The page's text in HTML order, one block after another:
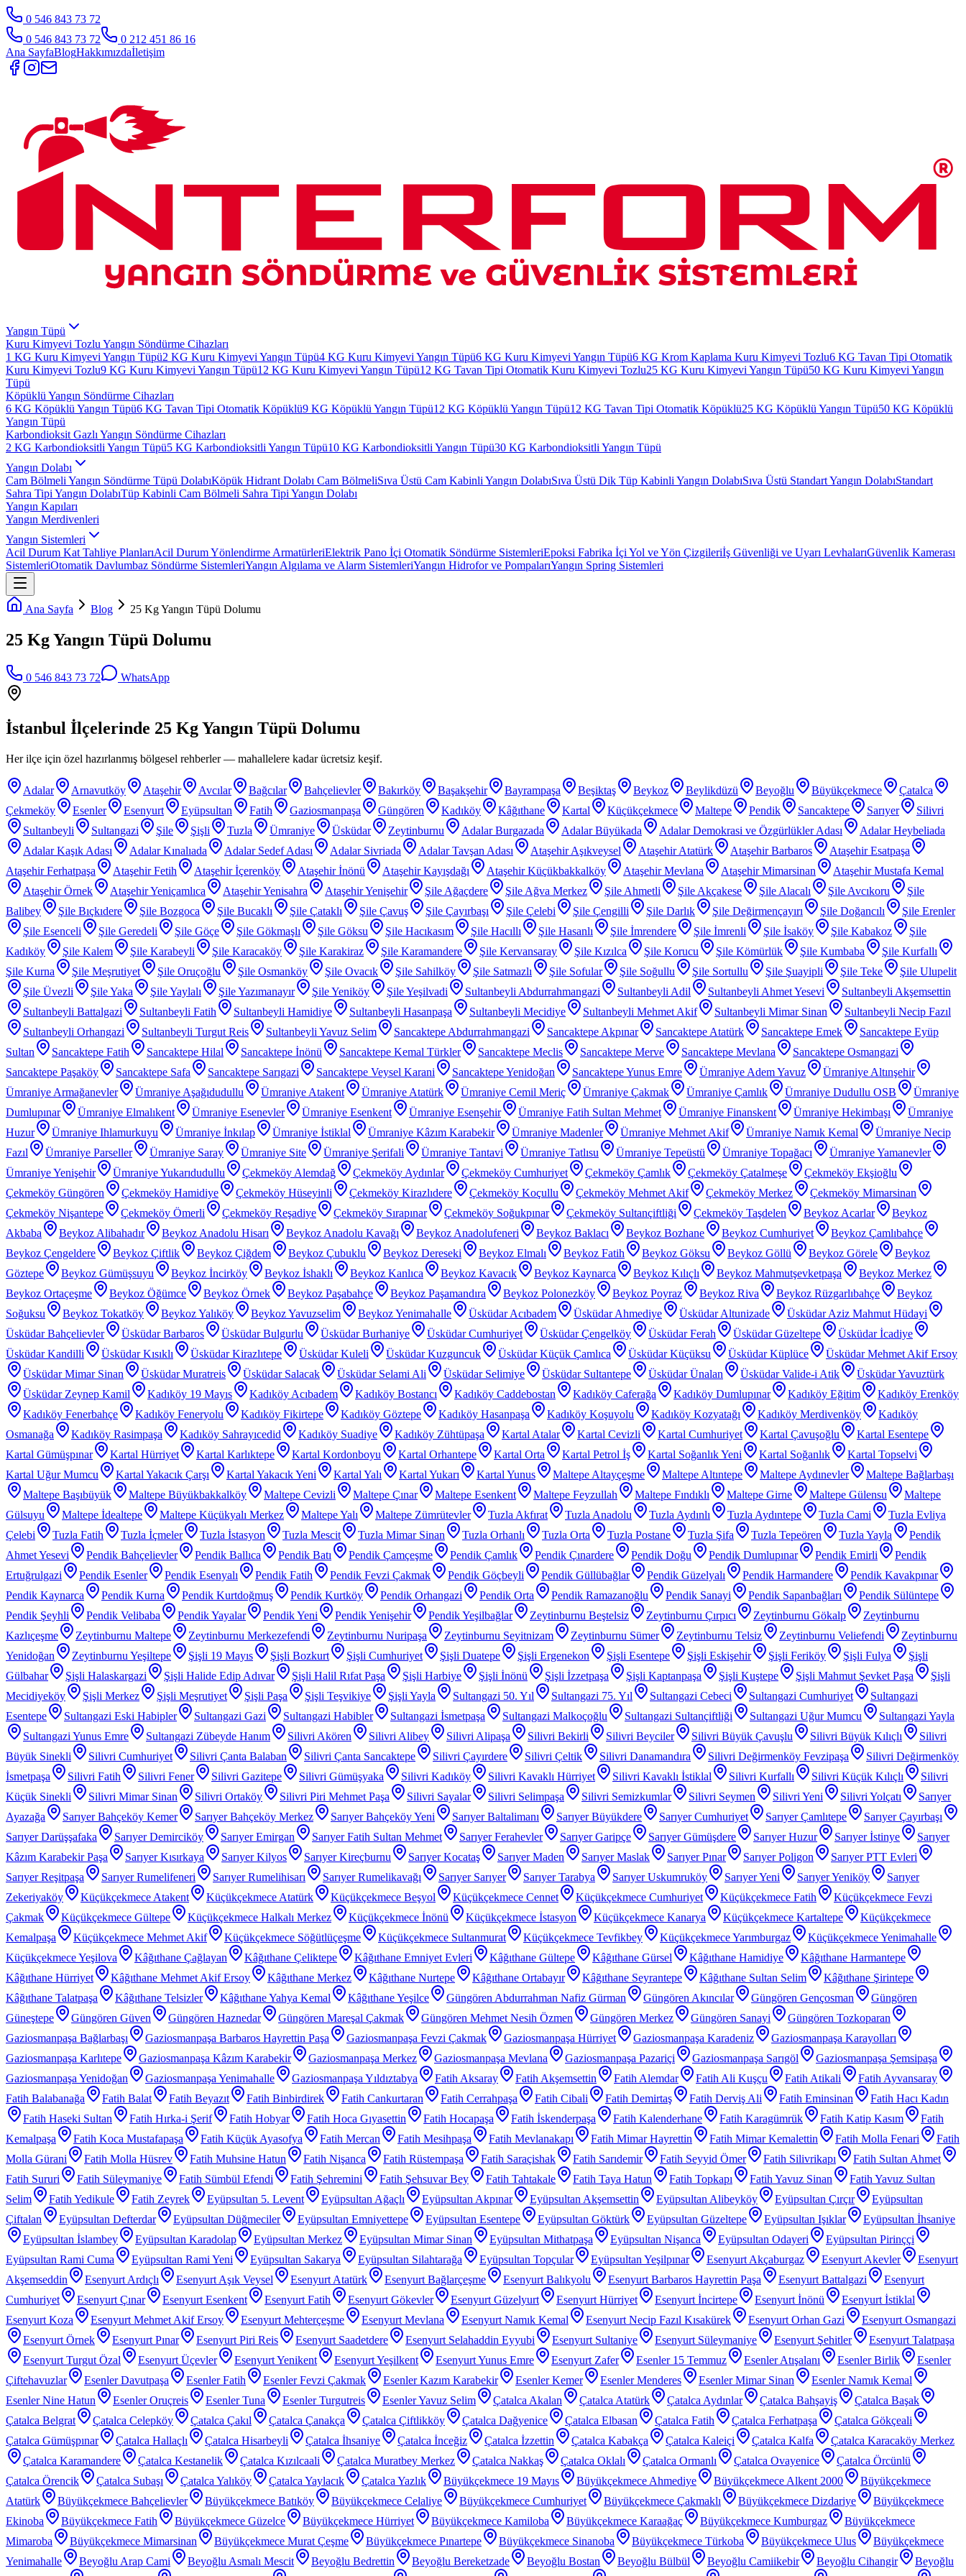
0 546 843 73 72
0 546 843 73 72
0 212 451 86 16
Ana SayfaBlogHakkımızdaİletişim
Yangın Tüpü
Kuru Kimyevi Tozlu Yangın Söndürme Cihazları
1 KG Kuru Kimyevi Yangın Tüpü2 KG Kuru Kimyevi Yangın Tüpü4 KG Kuru Kimyevi Yangın Tüpü6 KG Kuru Kimyevi Yangın Tüpü6 KG Krom Kaplama Kuru Kimyevi Tozlu6 KG Tavan Tipi Otomatik
Kuru Kimyevi Tozlu9 KG Kuru Kimyevi Yangın Tüpü12 KG Kuru Kimyevi Yangın Tüpü12 KG Tavan Tipi Otomatik Kuru Kimyevi Tozlu25 KG Kuru Kimyevi Yangın Tüpü50 KG Kuru Kimyevi Yangın
Tüpü
Köpüklü Yangın Söndürme Cihazları
6 KG Köpüklü Yangın Tüpü6 KG Tavan Tipi Otomatik Köpüklü9 KG Köpüklü Yangın Tüpü12 KG Köpüklü Yangın Tüpü12 KG Tavan Tipi Otomatik Köpüklü25 KG Köpüklü Yangın Tüpü50 KG Köpüklü
Yangın Tüpü
Karbondioksit Gazlı Yangın Söndürme Cihazları
2 KG Karbondioksitli Yangın Tüpü5 KG Karbondioksitli Yangın Tüpü10 KG Karbondioksitli Yangın Tüpü30 KG Karbondioksitli Yangın Tüpü
Yangın Dolabı
Cam Bölmeli Yangın Söndürme Tüpü DolabıKöpük Hidrant Dolabı Cam BölmeliSıva Üstü Cam Kabinli Yangın DolabıSıva Üstü Dik Tüp Kabinli Yangın DolabıSıva Üstü Standart Yangın DolabıStandart
Sahra Tipi Yangın DolabıTüp Kabinli Cam Bölmeli Sahra Tipi Yangın Dolabı
Yangın Kapıları
Yangın Merdivenleri
Yangın Sistemleri
Acil Durum Kat Tahliye PlanlarıAcil Durum Yönlendirme ArmatürleriElektrik Pano İçi Otomatik Söndürme SistemleriEpoksi Fabrika İçi Yol ve Yön Çizgileriİş Güvenliği ve Uyarı LevhalarıGüvenlik Kamerası
SistemleriOtomatik Davlumbaz Söndürme SistemleriYangın Algılama ve Alarm SistemleriYangın Hidrofor ve PompalarıYangın Spring Sistemleri
Ana Sayfa Blog 25 Kg Yangın Tüpü Dolumu
25 Kg Yangın Tüpü Dolumu
0 546 843 73 72 WhatsApp
İstanbul İlçelerinde 25 Kg Yangın Tüpü Dolumu
Her ilçe için özel hazırlanmış bölgesel rehberler — mahallelere kadar ücretsiz keşif.
Adalar Arnavutköy Ataşehir Avcılar Bağcılar Bahçelievler Bakırköy Başakşehir Bayrampaşa Beşiktaş Beykoz Beylikdüzü Beyoğlu Büyükçekmece
Çatalca
Çekmeköy
Esenler Esenyurt Eyüpsultan Fatih Gaziosmanpaşa Güngören Kadıköy Kâğıthane Kartal Küçükçekmece Maltepe Pendik Sancaktepe Sarıyer
Silivri
Sultanbeyli
Sultangazi Şile Şişli Tuzla Ümraniye Üsküdar Zeytinburnu Adalar Burgazada Adalar Büyükada Adalar Demokrasi ve Özgürlükler Adası
Adalar Heybeliada
Adalar Kaşık Adası
Adalar Kınalıada Adalar Sedef Adası Adalar Sivriada Adalar Tavşan Adası Ataşehir Aşıkveysel Ataşehir Atatürk Ataşehir Barbaros
Ataşehir Esatpaşa
Ataşehir Ferhatpaşa
Ataşehir Fetih Ataşehir İçerenköy Ataşehir İnönü Ataşehir Kayışdağı Ataşehir Küçükbakkalköy Ataşehir Mevlana Ataşehir Mimarsinan
Ataşehir Mustafa Kemal
Ataşehir Örnek
Ataşehir Yeniçamlıca Ataşehir Yenisahra Ataşehir Yenişehir Şile Ağaçdere Şile Ağva Merkez Şile Ahmetli Şile Akçakese Şile Alacalı Şile Avcıkoru
Şile
Balibey
Şile Bıçkıdere Şile Bozgoca Şile Bucaklı Şile Çataklı Şile Çavuş Şile Çayırbaşı Şile Çelebi Şile Çengilli Şile Darlık Şile Değirmençayırı Şile Doğancılı
Şile Erenler
Şile Esenceli
Şile Geredeli Şile Göçe Şile Gökmaşlı Şile Göksu Şile Hacıkasım Şile Hacıllı Şile Hasanlı Şile İmrendere Şile İmrenli Şile İsaköy Şile Kabakoz
Şile
Kadıköy
Şile Kalem Şile Karabeyli Şile Karacaköy Şile Karakiraz Şile Karamandere Şile Kervansaray Şile Kızılca Şile Korucu Şile Kömürlük Şile Kumbaba
Şile Kurfallı
Şile Kurna
Şile Meşrutiyet Şile Oruçoğlu Şile Osmanköy Şile Ovacık Şile Sahilköy Şile Satmazlı Şile Sofular Şile Soğullu Şile Sortullu Şile Şuayipli Şile Teke
Şile Ulupelit
Şile Üvezli
Şile Yaka Şile Yaylalı Şile Yazımanayır Şile Yeniköy Şile Yeşilvadi Sultanbeyli Abdurrahmangazi Sultanbeyli Adil Sultanbeyli Ahmet Yesevi
Sultanbeyli Akşemsettin
Sultanbeyli Battalgazi
Sultanbeyli Fatih Sultanbeyli Hamidiye Sultanbeyli Hasanpaşa Sultanbeyli Mecidiye Sultanbeyli Mehmet Akif Sultanbeyli Mimar Sinan
Sultanbeyli Necip Fazıl
Sultanbeyli Orhangazi
Sultanbeyli Turgut Reis Sultanbeyli Yavuz Selim Sancaktepe Abdurrahmangazi Sancaktepe Akpınar Sancaktepe Atatürk Sancaktepe Emek
Sancaktepe Eyüp
Sultan
Sancaktepe Fatih Sancaktepe Hilal Sancaktepe İnönü Sancaktepe Kemal Türkler Sancaktepe Meclis Sancaktepe Merve Sancaktepe Mevlana
Sancaktepe Osmangazi
Sancaktepe Paşaköy
Sancaktepe Safa Sancaktepe Sarıgazi Sancaktepe Veysel Karani Sancaktepe Yenidoğan Sancaktepe Yunus Emre Ümraniye Adem Yavuz
Ümraniye Altınşehir
Ümraniye Armağanevler
Ümraniye Aşağıdudullu Ümraniye Atakent Ümraniye Atatürk Ümraniye Cemil Meriç Ümraniye Çakmak Ümraniye Çamlık Ümraniye Dudullu OSB
Ümraniye
Dumlupınar
Ümraniye Elmalıkent Ümraniye Esenevler Ümraniye Esenkent Ümraniye Esenşehir Ümraniye Fatih Sultan Mehmet Ümraniye Finanskent Ümraniye Hekimbaşı
Ümraniye
Huzur
Ümraniye Ihlamurkuyu Ümraniye İnkılap Ümraniye İstiklal Ümraniye Kâzım Karabekir Ümraniye Madenler Ümraniye Mehmet Akif Ümraniye Namık Kemal
Ümraniye Necip
Fazıl
Ümraniye Parseller Ümraniye Saray Ümraniye Site Ümraniye Şerifali Ümraniye Tantavi Ümraniye Tatlısu Ümraniye Tepeüstü Ümraniye Topağacı
Ümraniye Yamanevler
Ümraniye Yenişehir
Ümraniye Yukarıdudullu Çekmeköy Alemdağ Çekmeköy Aydınlar Çekmeköy Cumhuriyet Çekmeköy Çamlık Çekmeköy Çatalmeşe
Çekmeköy Ekşioğlu
Çekmeköy Güngören
Çekmeköy Hamidiye Çekmeköy Hüseyinli Çekmeköy Kirazlıdere Çekmeköy Koçullu Çekmeköy Mehmet Akif Çekmeköy Merkez
Çekmeköy Mimarsinan
Çekmeköy Nişantepe
Çekmeköy Ömerli Çekmeköy Reşadiye Çekmeköy Sırapınar Çekmeköy Soğukpınar Çekmeköy Sultançiftliği Çekmeköy Taşdelen Beykoz Acarlar
Beykoz
Akbaba
Beykoz Alibahadır Beykoz Anadolu Hisarı Beykoz Anadolu Kavağı Beykoz Anadolufeneri Beykoz Baklacı Beykoz Bozhane Beykoz Cumhuriyet
Beykoz Çamlıbahçe
Beykoz Çengeldere
Beykoz Çiftlik Beykoz Çiğdem Beykoz Çubuklu Beykoz Dereseki Beykoz Elmalı Beykoz Fatih Beykoz Göksu Beykoz Göllü Beykoz Görele
Beykoz
Göztepe
Beykoz Gümüşsuyu Beykoz İncirköy Beykoz İshaklı Beykoz Kanlıca Beykoz Kavacık Beykoz Kaynarca Beykoz Kılıçlı Beykoz Mahmutşevketpaşa
Beykoz Merkez
Beykoz Ortaçeşme
Beykoz Öğümce Beykoz Örnek Beykoz Paşabahçe Beykoz Paşamandıra Beykoz Polonezköy Beykoz Poyraz Beykoz Riva Beykoz Rüzgarlıbahçe
Beykoz
Soğuksu
Beykoz Tokatköy Beykoz Yalıköy Beykoz Yavuzselim Beykoz Yenimahalle Üsküdar Acıbadem Üsküdar Ahmediye Üsküdar Altunizade
Üsküdar Aziz Mahmut Hüdayi
Üsküdar Bahçelievler
Üsküdar Barbaros Üsküdar Bulgurlu Üsküdar Burhaniye Üsküdar Cumhuriyet Üsküdar Çengelköy Üsküdar Ferah Üsküdar Güzeltepe
Üsküdar İcadiye
Üsküdar Kandilli
Üsküdar Kısıklı Üsküdar Kirazlıtepe Üsküdar Kuleli Üsküdar Kuzguncuk Üsküdar Küçük Çamlıca Üsküdar Küçüksu Üsküdar Küplüce
Üsküdar Mehmet Akif Ersoy
Üsküdar Mimar Sinan
Üsküdar Muratreis Üsküdar Salacak Üsküdar Selami Ali Üsküdar Selimiye Üsküdar Sultantepe Üsküdar Ünalan Üsküdar Valide-i Atik
Üsküdar Yavuztürk
Üsküdar Zeynep Kamil
Kadıköy 19 Mayıs Kadıköy Acıbadem Kadıköy Bostancı Kadıköy Caddebostan Kadıköy Caferağa Kadıköy Dumlupınar Kadıköy Eğitim
Kadıköy Erenköy
Kadıköy Fenerbahçe
Kadıköy Feneryolu Kadıköy Fikirtepe Kadıköy Göztepe Kadıköy Hasanpaşa Kadıköy Koşuyolu Kadıköy Kozyatağı Kadıköy Merdivenköy
Kadıköy
Osmanağa
Kadıköy Rasimpaşa Kadıköy Sahrayıcedid Kadıköy Suadiye Kadıköy Zühtüpaşa Kartal Atalar Kartal Cevizli Kartal Cumhuriyet Kartal Çavuşoğlu
Kartal Esentepe
Kartal Gümüşpınar
Kartal Hürriyet Kartal Karlıktepe Kartal Kordonboyu Kartal Orhantepe Kartal Orta Kartal Petrol İş Kartal Soğanlık Yeni Kartal Soğanlık
Kartal Topselvi
Kartal Uğur Mumcu
Kartal Yakacık Çarşı Kartal Yakacık Yeni Kartal Yalı Kartal Yukarı Kartal Yunus Maltepe Altayçeşme Maltepe Altıntepe Maltepe Aydınevler
Maltepe Bağlarbaşı
Maltepe Başıbüyük
Maltepe Büyükbakkalköy Maltepe Cevizli Maltepe Çınar Maltepe Esenkent Maltepe Feyzullah Maltepe Fındıklı Maltepe Girne Maltepe Gülensu
Maltepe
Gülsuyu
Maltepe İdealtepe Maltepe Küçükyalı Merkez Maltepe Yalı Maltepe Zümrütevler Tuzla Akfırat Tuzla Anadolu Tuzla Aydınlı Tuzla Aydıntepe Tuzla Cami
Tuzla Evliya
Çelebi
Tuzla Fatih Tuzla İçmeler Tuzla İstasyon Tuzla Mescit Tuzla Mimar Sinan Tuzla Orhanlı Tuzla Orta Tuzla Postane Tuzla Şifa Tuzla Tepeören Tuzla Yayla
Pendik
Ahmet Yesevi
Pendik Bahçelievler Pendik Ballıca Pendik Batı Pendik Çamçeşme Pendik Çamlık Pendik Çınardere Pendik Doğu Pendik Dumlupınar Pendik Emirli
Pendik
Ertuğrulgazi
Pendik Esenler Pendik Esenyalı Pendik Fatih Pendik Fevzi Çakmak Pendik Göçbeyli Pendik Güllübağlar Pendik Güzelyalı Pendik Harmandere
Pendik Kavakpınar
Pendik Kaynarca
Pendik Kurna Pendik Kurtdoğmuş Pendik Kurtköy Pendik Orhangazi Pendik Orta Pendik Ramazanoğlu Pendik Sanayi Pendik Sapanbağları
Pendik Sülüntepe
Pendik Şeyhli
Pendik Velibaba Pendik Yayalar Pendik Yeni Pendik Yenişehir Pendik Yeşilbağlar Zeytinburnu Beştelsiz Zeytinburnu Çırpıcı Zeytinburnu Gökalp
Zeytinburnu
Kazlıçeşme
Zeytinburnu Maltepe Zeytinburnu Merkezefendi Zeytinburnu Nuripaşa Zeytinburnu Seyitnizam Zeytinburnu Sümer Zeytinburnu Telsiz Zeytinburnu Veliefendi
Zeytinburnu
Yenidoğan
Zeytinburnu Yeşiltepe Şişli 19 Mayıs Şişli Bozkurt Şişli Cumhuriyet Şişli Duatepe Şişli Ergenekon Şişli Esentepe Şişli Eskişehir Şişli Feriköy Şişli Fulya
Şişli
Gülbahar
Şişli Halaskargazi Şişli Halide Edip Adıvar Şişli Halil Rıfat Paşa Şişli Harbiye Şişli İnönü Şişli İzzetpaşa Şişli Kaptanpaşa Şişli Kuştepe Şişli Mahmut Şevket Paşa
Şişli
Mecidiyeköy
Şişli Merkez Şişli Meşrutiyet Şişli Paşa Şişli Teşvikiye Şişli Yayla Sultangazi 50. Yıl Sultangazi 75. Yıl Sultangazi Cebeci Sultangazi Cumhuriyet
Sultangazi
Esentepe
Sultangazi Eski Habipler Sultangazi Gazi Sultangazi Habibler Sultangazi İsmetpaşa Sultangazi Malkoçoğlu Sultangazi Sultançiftliği Sultangazi Uğur Mumcu
Sultangazi Yayla
Sultangazi Yunus Emre
Sultangazi Zübeyde Hanım Silivri Akören Silivri Alibey Silivri Alipaşa Silivri Bekirli Silivri Beyciler Silivri Büyük Çavuşlu Silivri Büyük Kılıçlı
Silivri
Büyük Sinekli
Silivri Cumhuriyet Silivri Çanta Balaban Silivri Çanta Sancaktepe Silivri Çayırdere Silivri Çeltik Silivri Danamandıra Silivri Değirmenköy Fevzipaşa
Silivri Değirmenköy
İsmetpaşa
Silivri Fatih Silivri Fener Silivri Gazitepe Silivri Gümüşyaka Silivri Kadıköy Silivri Kavaklı Hürriyet Silivri Kavaklı İstiklal Silivri Kurfallı Silivri Küçük Kılıçlı
Silivri
Küçük Sinekli
Silivri Mimar Sinan Silivri Ortaköy Silivri Piri Mehmet Paşa Silivri Sayalar Silivri Selimpaşa Silivri Semizkumlar Silivri Seymen Silivri Yeni Silivri Yolçatı
Sarıyer
Ayazağa
Sarıyer Bahçeköy Kemer Sarıyer Bahçeköy Merkez Sarıyer Bahçeköy Yeni Sarıyer Baltalimanı Sarıyer Büyükdere Sarıyer Cumhuriyet Sarıyer Çamlıtepe
Sarıyer Çayırbaşı
Sarıyer Darüşşafaka
Sarıyer Demirciköy Sarıyer Emirgan Sarıyer Fatih Sultan Mehmet Sarıyer Ferahevler Sarıyer Garipçe Sarıyer Gümüşdere Sarıyer Huzur Sarıyer İstinye
Sarıyer
Kâzım Karabekir Paşa
Sarıyer Kısırkaya Sarıyer Kilyos Sarıyer Kireçburnu Sarıyer Kocataş Sarıyer Maden Sarıyer Maslak Sarıyer Pınar Sarıyer Poligon
Sarıyer PTT Evleri
Sarıyer Reşitpaşa
Sarıyer Rumelifeneri Sarıyer Rumelihisarı Sarıyer Rumelikavağı Sarıyer Sarıyer Sarıyer Tarabya Sarıyer Uskumruköy Sarıyer Yeni Sarıyer Yeniköy
Sarıyer
Zekeriyaköy
Küçükçekmece Atakent Küçükçekmece Atatürk Küçükçekmece Beşyol Küçükçekmece Cennet Küçükçekmece Cumhuriyet Küçükçekmece Fatih
Küçükçekmece Fevzi
Çakmak
Küçükçekmece Gültepe Küçükçekmece Halkalı Merkez Küçükçekmece İnönü Küçükçekmece İstasyon Küçükçekmece Kanarya Küçükçekmece Kartaltepe
Küçükçekmece
Kemalpaşa
Küçükçekmece Mehmet Akif Küçükçekmece Söğütlüçeşme Küçükçekmece Sultanmurat Küçükçekmece Tevfikbey Küçükçekmece Yarımburgaz
Küçükçekmece Yenimahalle
Küçükçekmece Yeşilova
Kâğıthane Çağlayan Kâğıthane Çeliktepe Kâğıthane Emniyet Evleri Kâğıthane Gültepe Kâğıthane Gürsel Kâğıthane Hamidiye
Kâğıthane Harmantepe
Kâğıthane Hürriyet
Kâğıthane Mehmet Akif Ersoy Kâğıthane Merkez Kâğıthane Nurtepe Kâğıthane Ortabayır Kâğıthane Seyrantepe Kâğıthane Sultan Selim
Kâğıthane Şirintepe
Kâğıthane Talatpaşa
Kâğıthane Telsizler Kâğıthane Yahya Kemal Kâğıthane Yeşilce Güngören Abdurrahman Nafiz Gürman Güngören Akıncılar Güngören Gençosman
Güngören
Güneştepe
Güngören Güven Güngören Haznedar Güngören Mareşal Çakmak Güngören Mehmet Nesih Özmen Güngören Merkez Güngören Sanayi
Güngören Tozkoparan
Gaziosmanpaşa Bağlarbaşı
Gaziosmanpaşa Barbaros Hayrettin Paşa Gaziosmanpaşa Fevzi Çakmak Gaziosmanpaşa Hürriyet Gaziosmanpaşa Karadeniz
Gaziosmanpaşa Karayolları
Gaziosmanpaşa Karlıtepe
Gaziosmanpaşa Kâzım Karabekir Gaziosmanpaşa Merkez Gaziosmanpaşa Mevlana Gaziosmanpaşa Pazariçi Gaziosmanpaşa Sarıgöl
Gaziosmanpaşa Şemsipaşa
Gaziosmanpaşa Yenidoğan
Gaziosmanpaşa Yenimahalle Gaziosmanpaşa Yıldıztabya Fatih Aksaray Fatih Akşemsettin Fatih Alemdar Fatih Ali Kuşçu Fatih Atikali
Fatih Ayvansaray
Fatih Balabanağa
Fatih Balat Fatih Beyazıt Fatih Binbirdirek Fatih Cankurtaran Fatih Cerrahpaşa Fatih Cibali Fatih Demirtaş Fatih Derviş Ali Fatih Eminsinan
Fatih Hacı Kadın
Fatih Haseki Sultan
Fatih Hırka-i Şerif Fatih Hobyar Fatih Hoca Gıyasettin Fatih Hocapaşa Fatih İskenderpaşa Fatih Kalenderhane Fatih Karagümrük Fatih Katip Kasım
Fatih
Kemalpaşa
Fatih Koca Mustafapaşa Fatih Küçük Ayasofya Fatih Mercan Fatih Mesihpaşa Fatih Mevlanakapı Fatih Mimar Hayrettin Fatih Mimar Kemalettin Fatih Molla Fenari
Fatih
Molla Gürani
Fatih Molla Hüsrev Fatih Muhsine Hatun Fatih Nişanca Fatih Rüstempaşa Fatih Saraçishak Fatih Sarıdemir Fatih Seyyid Ömer Fatih Silivrikapı
Fatih Sultan Ahmet
Fatih Sururi
Fatih Süleymaniye Fatih Sümbül Efendi Fatih Şehremini Fatih Şehsuvar Bey Fatih Tahtakale Fatih Taya Hatun Fatih Topkapı Fatih Yavuz Sinan
Fatih Yavuz Sultan
Selim
Fatih Yedikule Fatih Zeyrek Eyüpsultan 5. Levent Eyüpsultan Ağaçlı Eyüpsultan Akpınar Eyüpsultan Akşemsettin Eyüpsultan Alibeyköy Eyüpsultan Çırçır
Eyüpsultan
Çiftalan
Eyüpsultan Defterdar Eyüpsultan Düğmeciler Eyüpsultan Emniyettepe Eyüpsultan Esentepe Eyüpsultan Göktürk Eyüpsultan Güzeltepe Eyüpsultan Işıklar
Eyüpsultan İhsaniye
Eyüpsultan İslambey
Eyüpsultan Karadolap Eyüpsultan Merkez Eyüpsultan Mimar Sinan Eyüpsultan Mithatpaşa Eyüpsultan Nişanca Eyüpsultan Odayeri
Eyüpsultan Pirinççi
Eyüpsultan Rami Cuma
Eyüpsultan Rami Yeni Eyüpsultan Sakarya Eyüpsultan Silahtarağa Eyüpsultan Topçular Eyüpsultan Yeşilpınar Esenyurt Akçaburgaz Esenyurt Akevler
Esenyurt
Akşemseddin
Esenyurt Ardıçlı Esenyurt Aşık Veysel Esenyurt Atatürk Esenyurt Bağlarçeşme Esenyurt Balıkyolu Esenyurt Barbaros Hayrettin Paşa Esenyurt Battalgazi
Esenyurt
Cumhuriyet
Esenyurt Çınar Esenyurt Esenkent Esenyurt Fatih Esenyurt Gökevler Esenyurt Güzelyurt Esenyurt Hürriyet Esenyurt İncirtepe Esenyurt İnönü
Esenyurt İstiklal
Esenyurt Koza
Esenyurt Mehmet Akif Ersoy Esenyurt Mehterçeşme Esenyurt Mevlana Esenyurt Namık Kemal Esenyurt Necip Fazıl Kısakürek Esenyurt Orhan Gazi
Esenyurt Osmangazi
Esenyurt Örnek
Esenyurt Pınar Esenyurt Piri Reis Esenyurt Saadetdere Esenyurt Selahaddin Eyyubi Esenyurt Sultaniye Esenyurt Süleymaniye Esenyurt Şehitler
Esenyurt Talatpaşa
Esenyurt Turgut Özal
Esenyurt Üçevler Esenyurt Yenikent Esenyurt Yeşilkent Esenyurt Yunus Emre Esenyurt Zafer Esenler 15 Temmuz Esenler Atışalanı Esenler Birlik
Esenler
Çiftehavuzlar
Esenler Davutpaşa Esenler Fatih Esenler Fevzi Çakmak Esenler Kazım Karabekir Esenler Kemer Esenler Menderes Esenler Mimar Sinan
Esenler Namık Kemal
Esenler Nine Hatun
Esenler Oruçreis Esenler Tuna Esenler Turgutreis Esenler Yavuz Selim Çatalca Akalan Çatalca Atatürk Çatalca Aydınlar Çatalca Bahşayiş
Çatalca Başak
Çatalca Belgrat
Çatalca Celepköy Çatalca Çakıl Çatalca Çanakça Çatalca Çiftlikköy Çatalca Dağyenice Çatalca Elbasan Çatalca Fatih Çatalca Ferhatpaşa
Çatalca Gökçeali
Çatalca Gümüşpınar
Çatalca Hallaçlı Çatalca Hisarbeyli Çatalca İhsaniye Çatalca İnceğiz Çatalca İzzettin Çatalca Kabakça Çatalca Kaleiçi Çatalca Kalfa
Çatalca Karacaköy Merkez
Çatalca Karamandere
Çatalca Kestanelik Çatalca Kızılcaali Çatalca Muratbey Merkez Çatalca Nakkaş Çatalca Oklalı Çatalca Ormanlı Çatalca Ovayenice
Çatalca Örcünlü
Çatalca Örencik
Çatalca Subaşı Çatalca Yalıköy Çatalca Yaylacık Çatalca Yazlık Büyükçekmece 19 Mayıs Büyükçekmece Ahmediye Büyükçekmece Alkent 2000
Büyükçekmece
Atatürk
Büyükçekmece Bahçelievler Büyükçekmece Batıköy Büyükçekmece Celaliye Büyükçekmece Cumhuriyet Büyükçekmece Çakmaklı Büyükçekmece Dizdariye
Büyükçekmece
Ekinoba
Büyükçekmece Fatih Büyükçekmece Güzelce Büyükçekmece Hürriyet Büyükçekmece Kamiloba Büyükçekmece Karaağaç Büyükçekmece Kumburgaz
Büyükçekmece
Mimaroba
Büyükçekmece Mimarsinan Büyükçekmece Murat Çeşme Büyükçekmece Pınartepe Büyükçekmece Sinanoba Büyükçekmece Türkoba Büyükçekmece Ulus
Büyükçekmece
Yenimahalle
Beyoğlu Arap Cami Beyoğlu Asmalı Mescit Beyoğlu Bedrettin Beyoğlu Bereketzade Beyoğlu Bostan Beyoğlu Bülbül Beyoğlu Camiikebir Beyoğlu Cihangir
Beyoğlu